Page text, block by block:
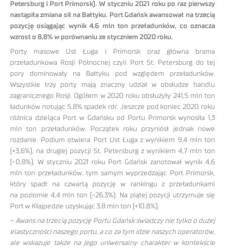
Petersburg i Port Primorsk). W styczniu 2021 roku po raz pierwszy
nastąpiła zmiana sił na Bałtyku. Port Gdańsk awansował na trzecią
pozycję osiągając wynik 4,6 mln ton przeładunków, co oznacza
wzrost o 8,8% w porównaniu ze styczniem 2020 roku.
Porty masowe Ust Ługa i Primorsk oraz główna brama
przeładunkowa Rosji Północnej czyli Port St. Petersburg do tej
pory dominowały na Bałtyku pod względem przeładunków.
Wszystkie trzy porty mają znaczny udział w obsłudze handlu
zagranicznego Rosji. Ogółem w 2020 roku obsłużyły 241,5 mln ton
ładunków notując 5,8% spadek rdr. Jeszcze pod koniec 2020 roku
różnica dzieląca Port w Gdańsku od Portu Primorsk wynosiła 1,3
mln ton przeładunków. Początek roku przyniósł jednak nowe
rozdanie. Podium otwiera Port Ust Ługa z wynikiem 9,4 mln ton
(+3,6%), na drugiej pozycji St. Petersburg z wynikiem 4,7 mln ton
(-0,8%). W styczniu 2021 roku Port Gdańsk zanotował wynik 4,6
mln ton przeładunków, tym samym wyprzedzając Port Primorsk,
który spadł na czwartą pozycję w rankingu z przeładunkami
na poziomie 4,4 mln ton (-26,3%). Na piątej pozycji utrzymuje się
Port w Kłajpedzie uzyskując 3,8 mln ton (+10,8%).
– Awans na trzecią pozycję Portu Gdańsk świadczy nie tylko o dużej
elastyczności naszego portu, a co za tym idzie naszych operatorów,
ale wskazuje także na jego uniwersalny charakter w kontekście